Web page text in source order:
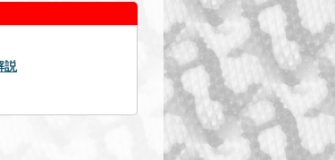
2025年09月01日
週刊誌報道に関するお知らせ